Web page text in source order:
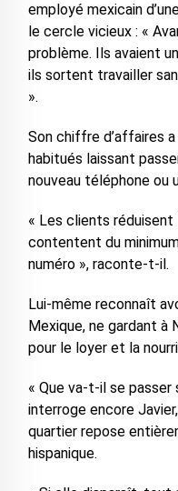
employé mexicain
le cercle vicieux : «
problème. Ils avaient
ils sortent travailler
».
Son chiffre d’affaires
habitués laissant
nouveau téléphone ou
« Les clients réduisent
contentent du
numéro », raconte-t-il.
Lui-même reconnaît
Mexique, ne gardant à
pour le loyer et la
« Que va-t-il se passer
interroge encore
quartier repose
hispanique.